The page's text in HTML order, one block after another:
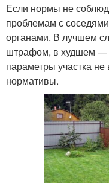
Если нормы не
проблемам с
органами. В лучшем
штрафом, в худшем —
параметры участка
нормативы.